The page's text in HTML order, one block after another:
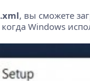
, вы сможете
Windows